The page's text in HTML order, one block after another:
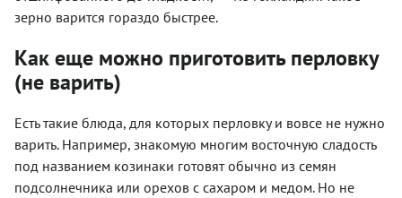
зерно варится гораздо быстрее.
Как еще можно приготовить перловку
(не варить)
Есть такие блюда, для которых перловку и вовсе не нужно
варить. Например, знакомую многим восточную сладость
под названием козинаки готовят обычно из семян
подсолнечника или орехов с сахаром и медом. Но не